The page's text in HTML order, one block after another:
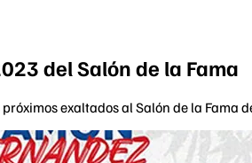
del Salón de la Fama
exaltados al Salón de la Fama